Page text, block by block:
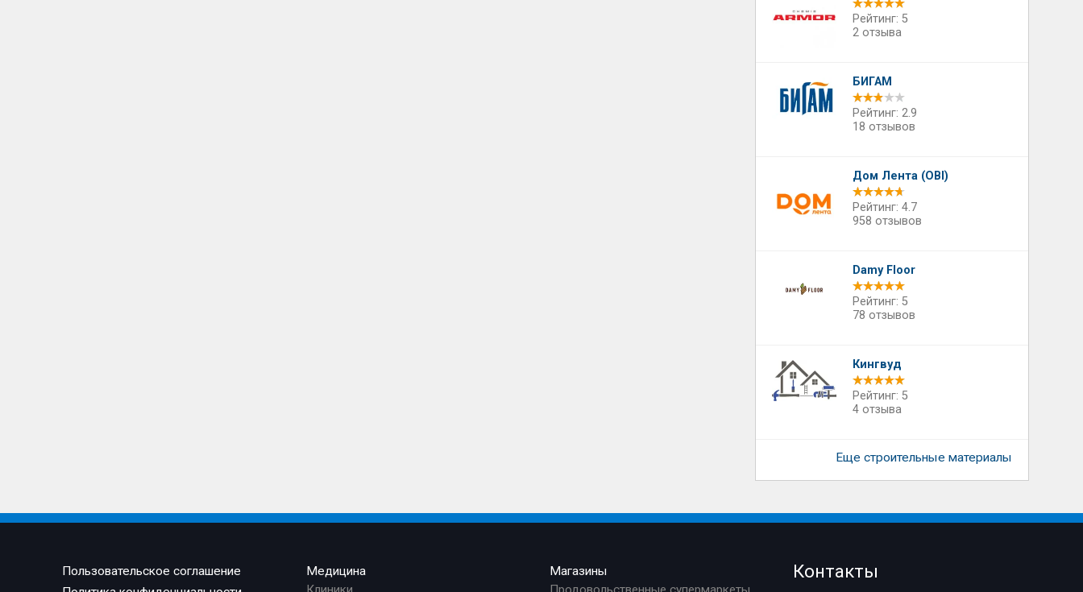
Рейтинг: 5
2 отзыва
БИГАМ
Рейтинг: 2.9
18 отзывов
Дом Лента (OBI)
Рейтинг: 4.7
958 отзывов
Damy Floor
Рейтинг: 5
78 отзывов
Кингвуд
Рейтинг: 5
4 отзыва
Еще строительные материалы
Пользовательское соглашение
Медицина
Магазины
Контакты